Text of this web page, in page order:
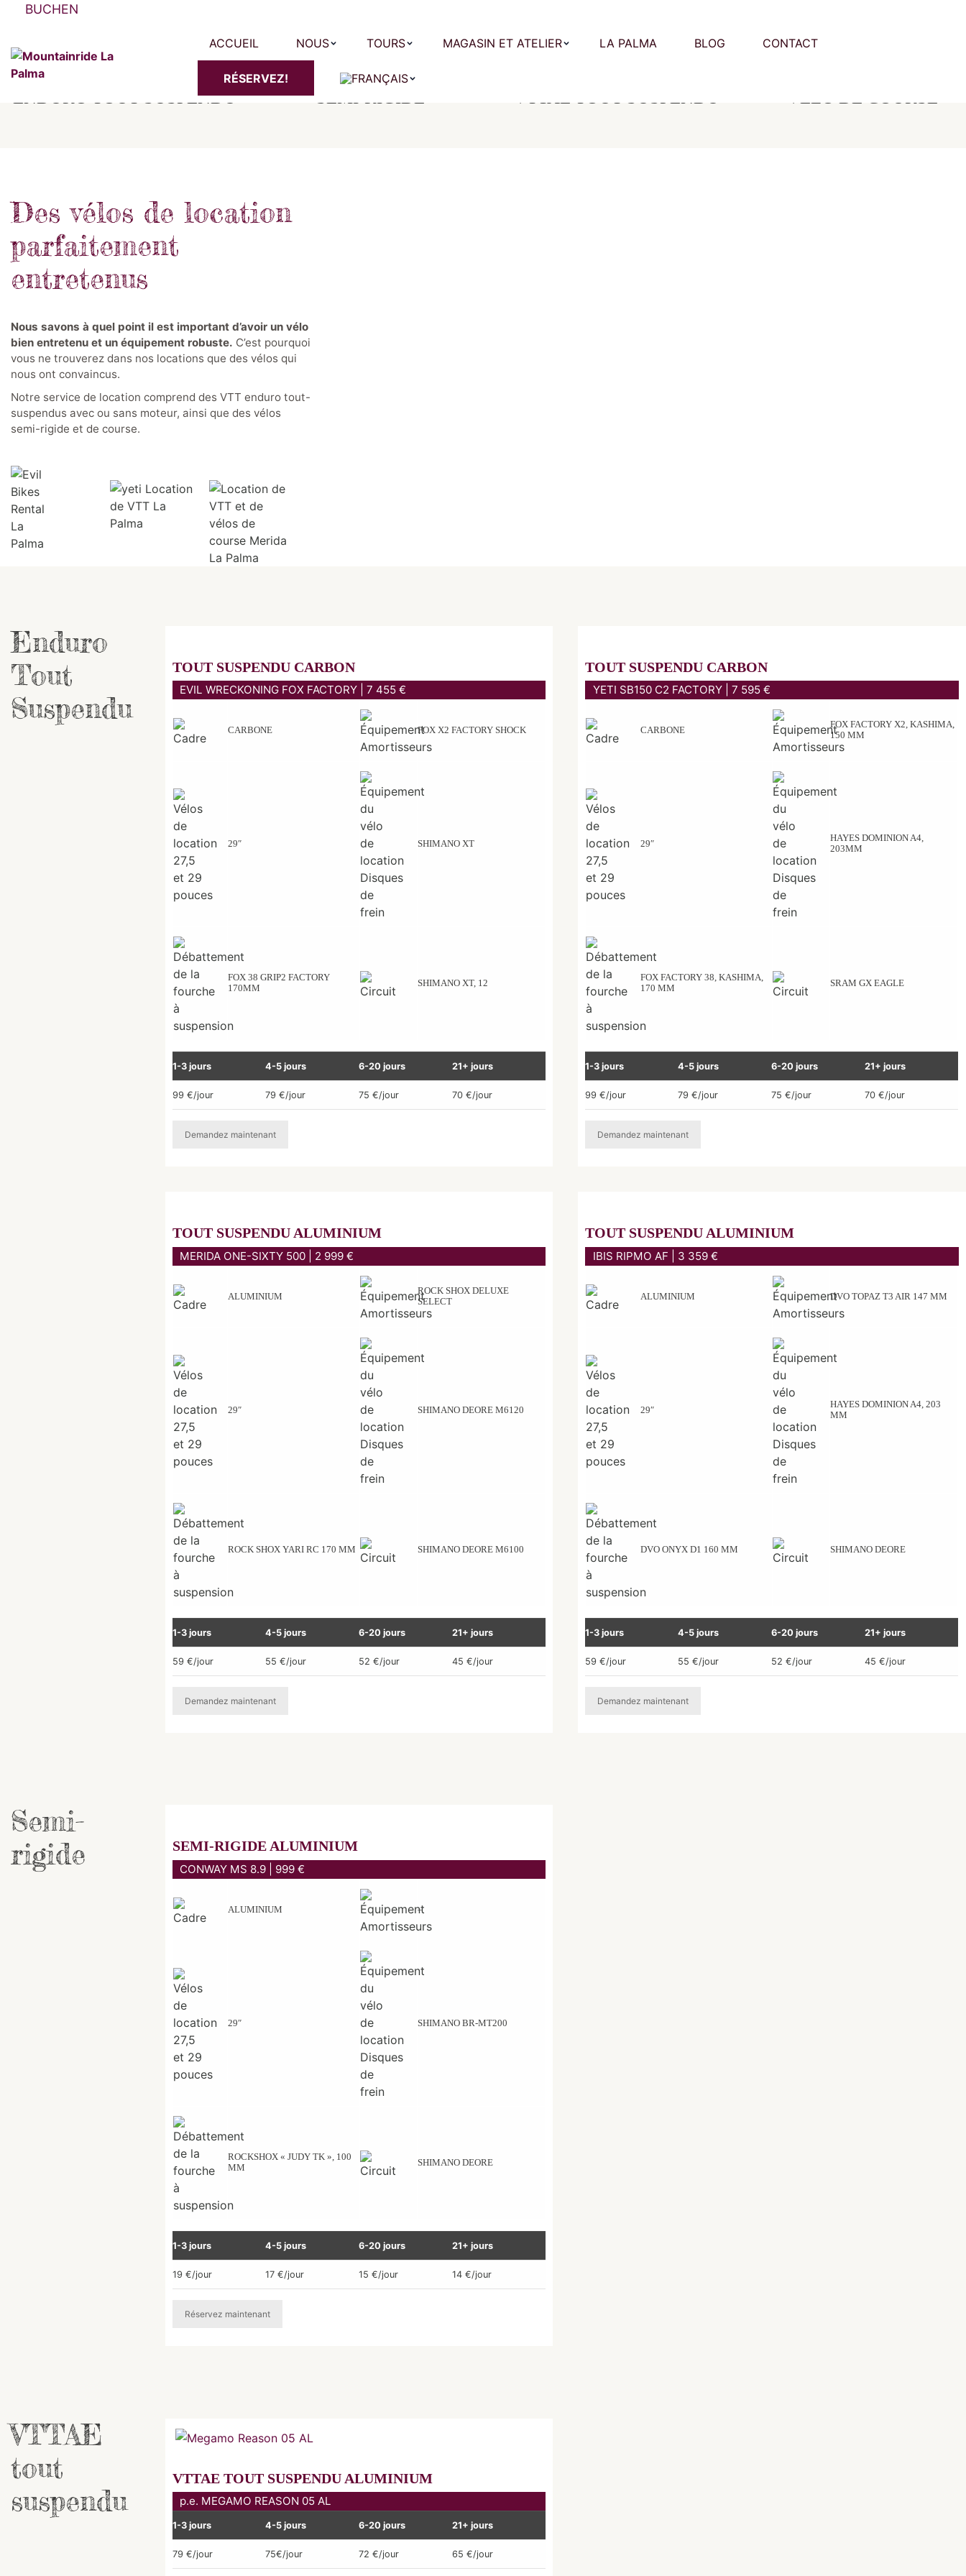
BUCHEN
ACCUEIL NOUS TOURS MAGASIN ET ATELIER LA PALMA BLOG CONTACT
RÉSERVEZ!
ENDURO TOUT SUSPENDU
Des vélos de location
parfaitement
entretenus
Nous savons à quel point il est important d’avoir un vélo
bien entretenu et un équipement robuste. C’est pourquoi
vous ne trouverez dans nos locations que des vélos qui
nous ont convaincus.
Notre service de location comprend des VTT enduro tout-
suspendus avec ou sans moteur, ainsi que des vélos
semi-rigide et de course.
Enduro
Tout
Suspendu
TOUT SUSPENDU CARBON
EVIL WRECKONING FOX FACTORY | 7 455 €
CARBONE FOX X2 FACTORY SHOCK
29″ SHIMANO XT
FOX 38 GRIP2 FACTORY
170MM
SHIMANO XT, 12
1-3 jours 4-5 jours 6-20 jours 21+ jours
99 €/jour 79 €/jour 75 €/jour 70 €/jour
Demandez maintenant
TOUT SUSPENDU CARBON
YETI SB150 C2 FACTORY | 7 595 €
CARBONE
FOX FACTORY X2, KASHIMA,
150 MM
29″
HAYES DOMINION A4,
203MM
FOX FACTORY 38, KASHIMA,
170 MM
SRAM GX EAGLE
1-3 jours 4-5 jours 6-20 jours 21+ jours
99 €/jour 79 €/jour 75 €/jour 70 €/jour
Demandez maintenant
TOUT SUSPENDU ALUMINIUM
MERIDA ONE-SIXTY 500 | 2 999 €
ALUMINIUM
ROCK SHOX DELUXE
SELECT
29″ SHIMANO DEORE M6120
ROCK SHOX YARI RC 170 MM SHIMANO DEORE M6100
1-3 jours 4-5 jours 6-20 jours 21+ jours
59 €/jour 55 €/jour 52 €/jour 45 €/jour
Demandez maintenant
TOUT SUSPENDU ALUMINIUM
IBIS RIPMO AF | 3 359 €
ALUMINIUM DVO TOPAZ T3 AIR 147 MM
29″
HAYES DOMINION A4, 203
MM
DVO ONYX D1 160 MM SHIMANO DEORE
1-3 jours 4-5 jours 6-20 jours 21+ jours
59 €/jour 55 €/jour 52 €/jour 45 €/jour
Demandez maintenant
Semi-
rigide
SEMI-RIGIDE ALUMINIUM
CONWAY MS 8.9 | 999 €
ALUMINIUM –
29″ SHIMANO BR-MT200
ROCKSHOX « JUDY TK », 100
MM
SHIMANO DEORE
1-3 jours 4-5 jours 6-20 jours 21+ jours
19 €/jour 17 €/jour 15 €/jour 14 €/jour
Réservez maintenant
VTTAE
tout
suspendu
VTTAE TOUT SUSPENDU ALUMINIUM
p.e. MEGAMO REASON 05 AL
1-3 jours 4-5 jours 6-20 jours 21+ jours
79 €/jour 75€/jour 72 €/jour 65 €/jour